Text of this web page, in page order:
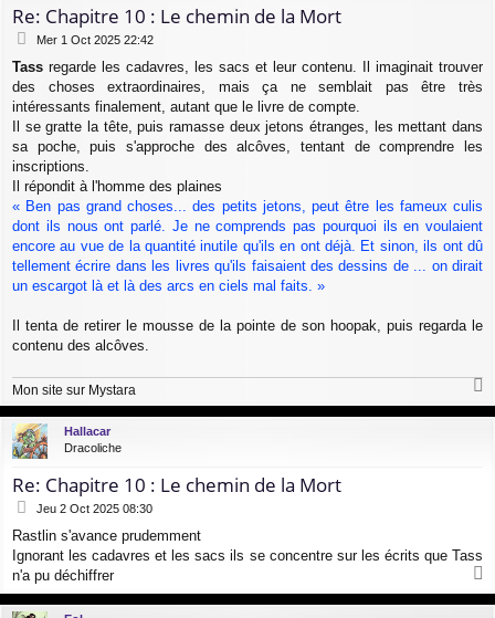
Re: Chapitre 10 : Le chemin de la Mort
M
s
s
a
Mer 1 Oct 2025 22:42
Tass regarde les cadavres, les sacs et leur contenu. Il imaginait trouver
des choses extraordinaires, mais ça ne semblait pas être très
intéressants finalement, autant que le livre de compte.
Il se gratte la tête, puis ramasse deux jetons étranges, les mettant dans
sa poche, puis s'approche des alcôves, tentant de comprendre les
inscriptions.
Il répondit à l'homme des plaines
« Ben pas grand choses... des petits jetons, peut être les fameux culis
dont ils nous ont parlé. Je ne comprends pas pourquoi ils en voulaient
encore au vue de la quantité inutile qu'ils en ont déjà. Et sinon, ils ont dû
tellement écrire dans les livres qu'ils faisaient des dessins de ... on dirait
un escargot là et là des arcs en ciels mal faits. »
Il tenta de retirer le mousse de la pointe de son hoopak, puis regarda le
contenu des alcôves.
Mon site sur Mystara
u
Hallacar
Dracoliche
Re: Chapitre 10 : Le chemin de la Mort
M
s
s
a
e
Jeu 2 Oct 2025 08:30
Rastlin s'avance prudemment
Ignorant les cadavres et les sacs ils se concentre sur les écrits que Tass
n'a pu déchiffrer
a
u